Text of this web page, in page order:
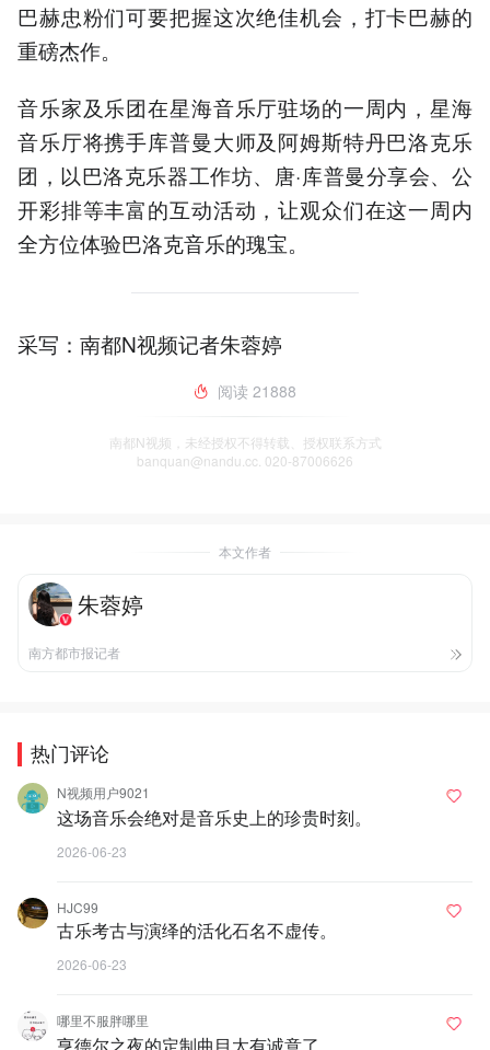
巴赫忠粉们可要把握这次绝佳机会，打卡巴赫的
重磅杰作。
音乐家及乐团在星海音乐厅驻场的一周内，星海
音乐厅将携手库普曼大师及阿姆斯特丹巴洛克乐
团，以巴洛克乐器工作坊、唐·库普曼分享会、公
开彩排等丰富的互动活动，让观众们在这一周内
全方位体验巴洛克音乐的瑰宝。
采写：南都N视频记者朱蓉婷
阅读 21888
南都N视频，未经授权不得转载、授权联系方式
banquan@nandu.cc. 020-87006626
本文作者
朱蓉婷
南方都市报记者
热门评论
N视频用户9021
这场音乐会绝对是音乐史上的珍贵时刻。
2026-06-23
HJC99
古乐考古与演绎的活化石名不虚传。
2026-06-23
哪里不服胖哪里